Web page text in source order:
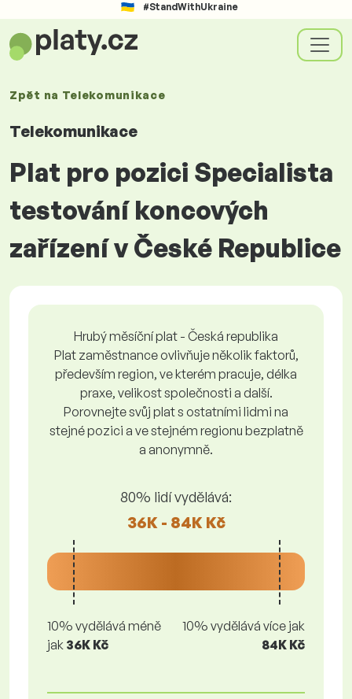
#StandWithUkraine
Zpět na Telekomunikace
Telekomunikace
Plat pro pozici Specialista
testování koncových
zařízení v České Republice
Hrubý měsíční plat - Česká republika
Plat zaměstnance ovlivňuje několik faktorů,
především region, ve kterém pracuje, délka
praxe, velikost společnosti a další.
Porovnejte svůj plat s ostatními lidmi na
stejné pozici a ve stejném regionu bezplatně
a anonymně.
80% lidí vydělává:
36K - 84K Kč
10% vydělává méně
jak 36K Kč
10% vydělává více jak
84K Kč